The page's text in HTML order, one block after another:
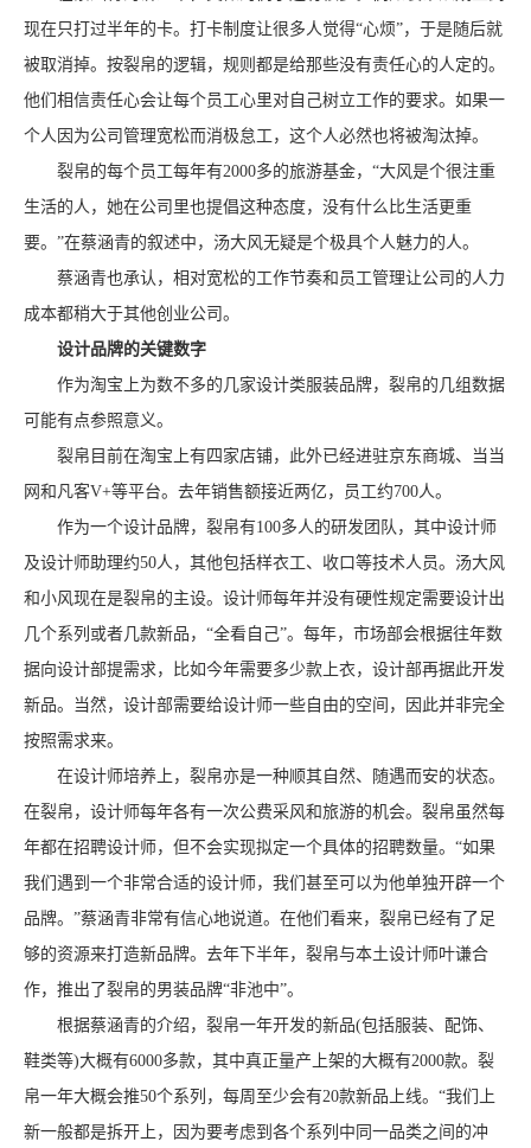
现在只打过半年的卡。打卡制度让很多人觉得“心烦”，于是随后就
被取消掉。按裂帛的逻辑，规则都是给那些没有责任心的人定的。
他们相信责任心会让每个员工心里对自己树立工作的要求。如果一
个人因为公司管理宽松而消极怠工，这个人必然也将被淘汰掉。
裂帛的每个员工每年有2000多的旅游基金，“大风是个很注重
生活的人，她在公司里也提倡这种态度，没有什么比生活更重
要。”在蔡涵青的叙述中，汤大风无疑是个极具个人魅力的人。
蔡涵青也承认，相对宽松的工作节奏和员工管理让公司的人力
成本都稍大于其他创业公司。
设计品牌的关键数字
作为淘宝上为数不多的几家设计类服装品牌，裂帛的几组数据
可能有点参照意义。
裂帛目前在淘宝上有四家店铺，此外已经进驻京东商城、当当
网和凡客V+等平台。去年销售额接近两亿，员工约700人。
作为一个设计品牌，裂帛有100多人的研发团队，其中设计师
及设计师助理约50人，其他包括样衣工、收口等技术人员。汤大风
和小风现在是裂帛的主设。设计师每年并没有硬性规定需要设计出
几个系列或者几款新品，“全看自己”。每年，市场部会根据往年数
据向设计部提需求，比如今年需要多少款上衣，设计部再据此开发
新品。当然，设计部需要给设计师一些自由的空间，因此并非完全
按照需求来。
在设计师培养上，裂帛亦是一种顺其自然、随遇而安的状态。
在裂帛，设计师每年各有一次公费采风和旅游的机会。裂帛虽然每
年都在招聘设计师，但不会实现拟定一个具体的招聘数量。“如果
我们遇到一个非常合适的设计师，我们甚至可以为他单独开辟一个
品牌。”蔡涵青非常有信心地说道。在他们看来，裂帛已经有了足
够的资源来打造新品牌。去年下半年，裂帛与本土设计师叶谦合
作，推出了裂帛的男装品牌“非池中”。
根据蔡涵青的介绍，裂帛一年开发的新品(包括服装、配饰、
鞋类等)大概有6000多款，其中真正量产上架的大概有2000款。裂
帛一年大概会推50个系列，每周至少会有20款新品上线。“我们上
新一般都是拆开上，因为要考虑到各个系列中同一品类之间的冲